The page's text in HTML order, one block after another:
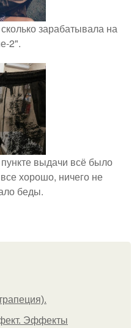
зарабатывала на
2".
выдачи всё было
хорошо, ничего не
беды.
Эффекты